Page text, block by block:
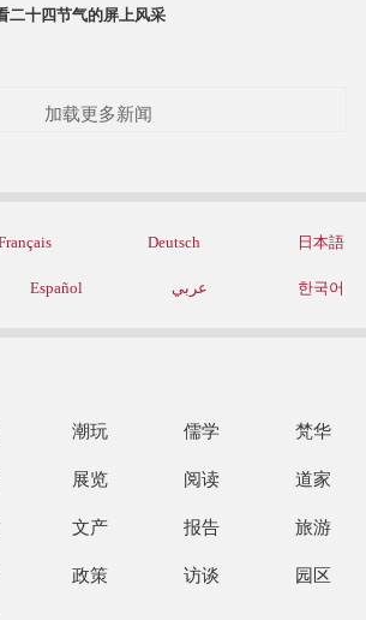
二十四节气的屏上风采
加载更多新闻
Deutsch 日本語
Español عربي 한국어
潮玩 儒学 梵华
展览 阅读 道家
文产 报告 旅游
政策 访谈 园区